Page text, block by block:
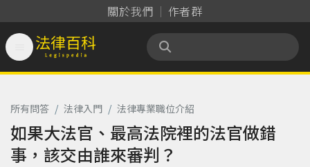
關於我們 作者群
法律百科 Legispedia
所有問答 / 法律入門 / 法律專業職位介紹
如果大法官、最高法院裡的法官做錯
事，該交由誰來審判？